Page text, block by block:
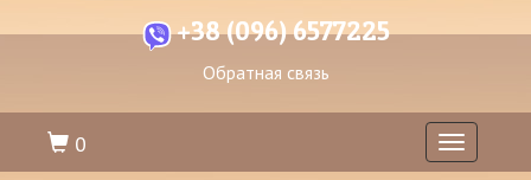
+38 (096) 6577225
Обратная связь
Toggle
navigation
0